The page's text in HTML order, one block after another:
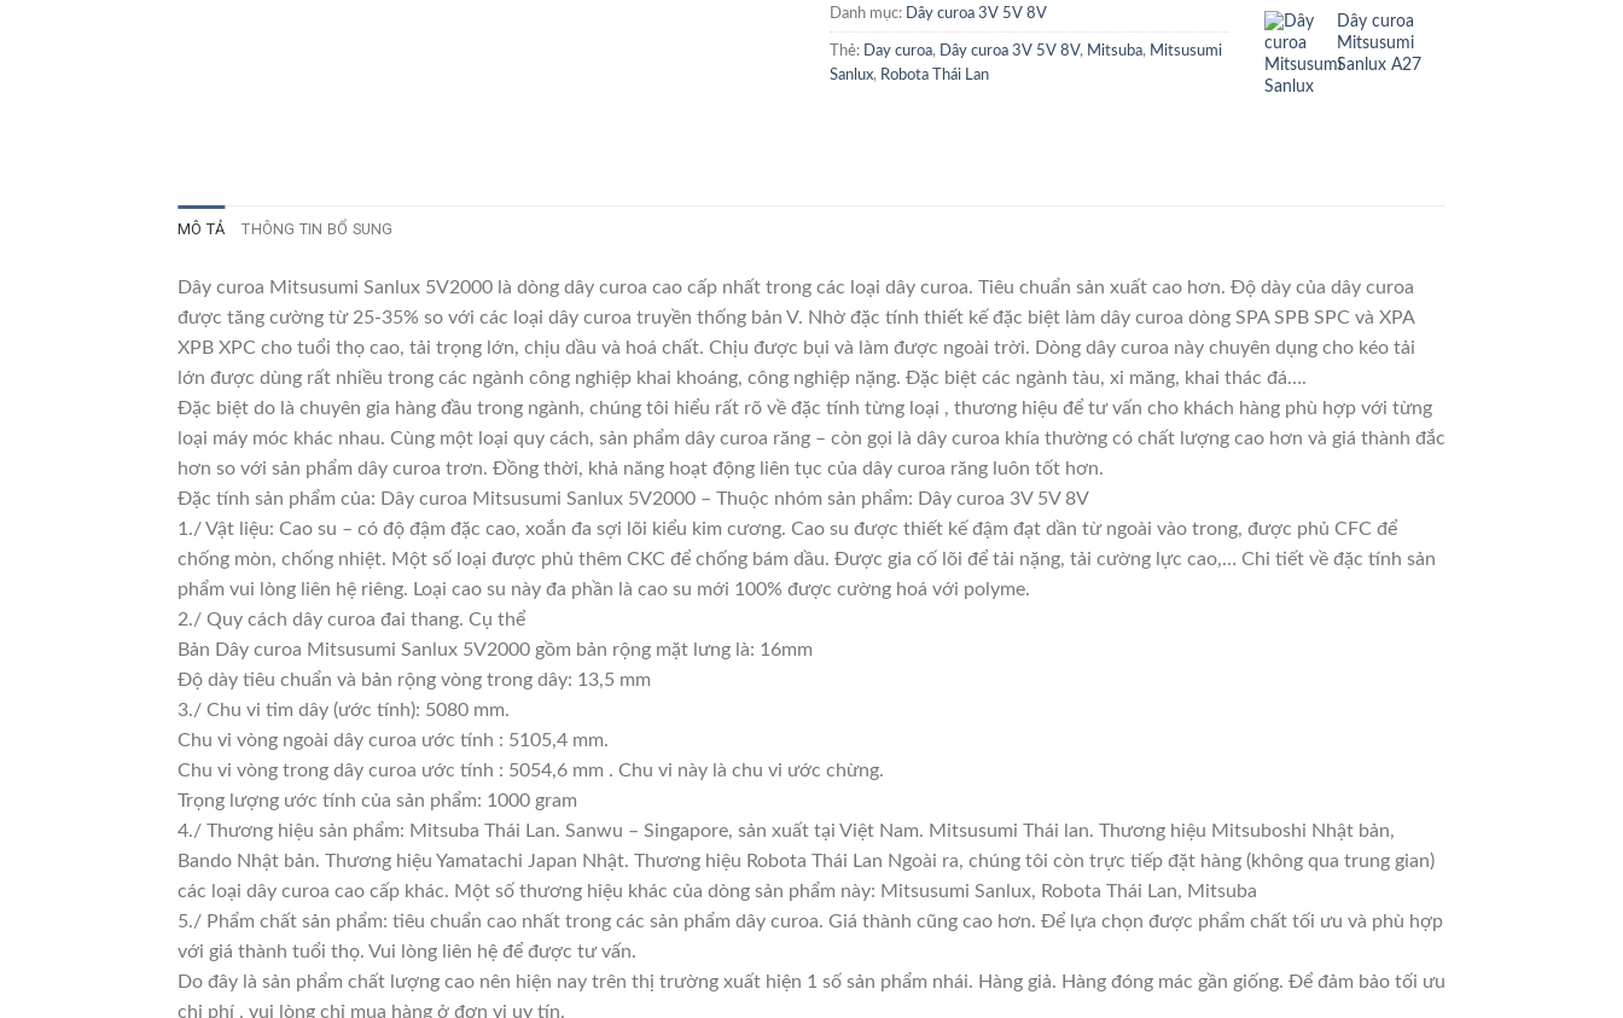
Danh mục: Dây curoa 3V 5V 8V
Thẻ: Day curoa, Dây curoa 3V 5V 8V, Mitsuba, Mitsusumi
Sanlux, Robota Thái Lan
Dây curoa
Mitsusumi
Sanlux A27
MÔ TẢ THÔNG TIN BỔ SUNG
Dây curoa Mitsusumi Sanlux 5V2000 là dòng dây curoa cao cấp nhất trong các loại dây curoa. Tiêu chuẩn sản xuất cao hơn. Độ dày của dây curoa
được tăng cường từ 25-35% so với các loại dây curoa truyền thống bản V. Nhờ đặc tính thiết kế đặc biệt làm dây curoa dòng SPA SPB SPC và XPA
XPB XPC cho tuổi thọ cao, tải trọng lớn, chịu dầu và hoá chất. Chịu được bụi và làm được ngoài trời. Dòng dây curoa này chuyên dụng cho kéo tải
lớn được dùng rất nhiều trong các ngành công nghiệp khai khoáng, công nghiệp nặng. Đặc biệt các ngành tàu, xi măng, khai thác đá….
Đặc biệt do là chuyên gia hàng đầu trong ngành, chúng tôi hiểu rất rõ về đặc tính từng loại , thương hiệu để tư vấn cho khách hàng phù hợp với từng
loại máy móc khác nhau. Cùng một loại quy cách, sản phẩm dây curoa răng – còn gọi là dây curoa khía thường có chất lượng cao hơn và giá thành đắc
hơn so với sản phẩm dây curoa trơn. Đồng thời, khả năng hoạt động liên tục của dây curoa răng luôn tốt hơn.
Đặc tính sản phẩm của: Dây curoa Mitsusumi Sanlux 5V2000 – Thuộc nhóm sản phẩm: Dây curoa 3V 5V 8V
1./ Vật liệu: Cao su – có độ đậm đặc cao, xoắn đa sợi lõi kiểu kim cương. Cao su được thiết kế đậm đạt dần từ ngoài vào trong, được phủ CFC để
chống mòn, chống nhiệt. Một số loại được phủ thêm CKC để chống bám dầu. Được gia cố lõi để tải nặng, tải cường lực cao,… Chi tiết về đặc tính sản
phẩm vui lòng liên hệ riêng. Loại cao su này đa phần là cao su mới 100% được cường hoá với polyme.
2./ Quy cách dây curoa đai thang. Cụ thể
Bản Dây curoa Mitsusumi Sanlux 5V2000 gồm bản rộng mặt lưng là: 16mm
Độ dày tiêu chuẩn và bản rộng vòng trong dây: 13,5 mm
3./ Chu vi tim dây (ước tính): 5080 mm.
Chu vi vòng ngoài dây curoa ước tính : 5105,4 mm.
Chu vi vòng trong dây curoa ước tính : 5054,6 mm . Chu vi này là chu vi ước chừng.
Trọng lượng ước tính của sản phẩm: 1000 gram
4./ Thương hiệu sản phẩm: Mitsuba Thái Lan. Sanwu – Singapore, sản xuất tại Việt Nam. Mitsusumi Thái lan. Thương hiệu Mitsuboshi Nhật bản,
Bando Nhật bản. Thương hiệu Yamatachi Japan Nhật. Thương hiệu Robota Thái Lan Ngoài ra, chúng tôi còn trực tiếp đặt hàng (không qua trung gian)
các loại dây curoa cao cấp khác. Một số thương hiệu khác của dòng sản phẩm này: Mitsusumi Sanlux, Robota Thái Lan, Mitsuba
5./ Phẩm chất sản phẩm: tiêu chuẩn cao nhất trong các sản phẩm dây curoa. Giá thành cũng cao hơn. Để lựa chọn được phẩm chất tối ưu và phù hợp
với giá thành tuổi thọ. Vui lòng liên hệ để được tư vấn.
Do đây là sản phẩm chất lượng cao nên hiện nay trên thị trường xuất hiện 1 số sản phẩm nhái. Hàng giả. Hàng đóng mác gần giống. Để đảm bảo tối ưu
chi phí , vui lòng chỉ mua hàng ở đơn vị uy tín.